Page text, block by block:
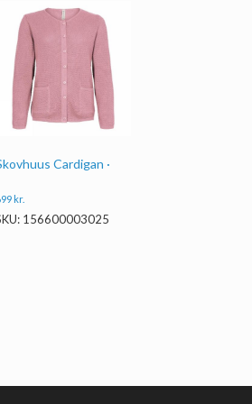
Cardigan ·
kr.
156600003025